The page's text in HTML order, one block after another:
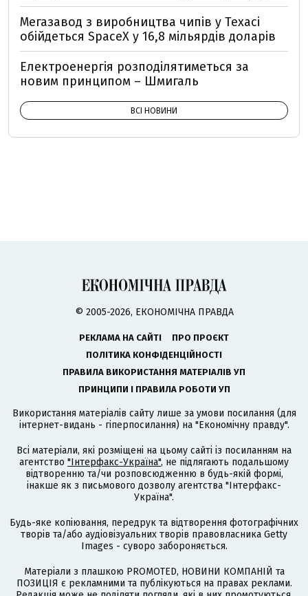
Мегазавод з виробництва чипів у Техасі
обійдеться SpaceX у 16,8 мільярдів доларів
Електроенергія розподілятиметься за
новим принципом – Шмигаль
ВСІ НОВИНИ
© 2005-2026, ЕКОНОМІЧНА ПРАВДА
РЕКЛАМА НА САЙТІ
ПРО ПРОЄКТ
ПОЛІТИКА КОНФІДЕНЦІЙНОСТІ
ПРАВИЛА ВИКОРИСТАННЯ МАТЕРІАЛІВ УП
ПРИНЦИПИ І ПРАВИЛА РОБОТИ УП
Використання матеріалів сайту лише за умови посилання (для
інтернет-видань - гіперпосилання) на "Економічну правду".
Всі матеріали, які розміщені на цьому сайті із посиланням на
агентство "Інтерфакс-Україна", не підлягають подальшому
відтворенню та/чи розповсюдженню в будь-якій формі,
інакше як з письмового дозволу агентства "Інтерфакс-
Україна".
Будь-яке копіювання, передрук та відтворення фотографічних
творів та/або аудіовізуальних творів правовласника Getty
Images - суворо забороняється.
Матеріали з плашкою PROMOTED, НОВИНИ КОМПАНІЙ та
ПОЗИЦІЯ є рекламними та публікуються на правах реклами.